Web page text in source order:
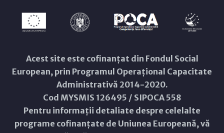
Acest site este cofinanțat din Fondul Social
European, prin Programul Operațional Capacitate
Administrativă 2014-2020.
Cod MYSMIS 126495 / SIPOCA 558
Pentru informații detaliate despre celelalte
programe cofinanțate de Uniunea Europeană, vă